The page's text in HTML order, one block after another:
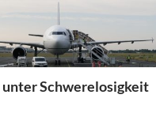
unter Schwerelosigkeit